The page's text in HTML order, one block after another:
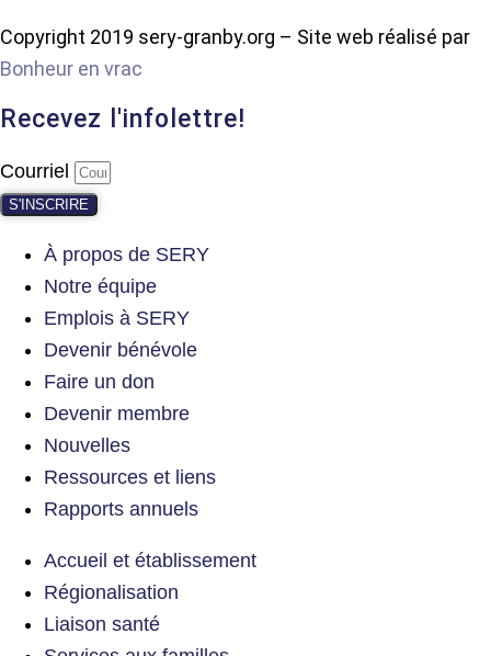
Copyright 2019 sery-granby.org – Site web réalisé par
Bonheur en vrac
Recevez l'infolettre!
Courriel
S'INSCRIRE
À propos de SERY
Notre équipe
Emplois à SERY
Devenir bénévole
Faire un don
Devenir membre
Nouvelles
Ressources et liens
Rapports annuels
Accueil et établissement
Régionalisation
Liaison santé